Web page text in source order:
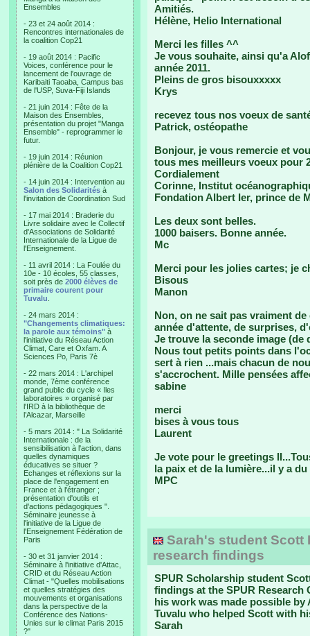
Ensembles
- 23 et 24 août 2014 :
Rencontres internationales de
la coalition Cop21
- 19 août 2014 : Pacific
Voices, conférence pour le
lancement de l'ouvrage de
Karibaiti Taoaba, Campus bas
de l'USP, Suva-Fiji Islands
- 21 juin 2014 : Fête de la
Maison des Ensembles,
présentation du projet "Manga
Ensemble" - reprogrammer le
futur.
- 19 juin 2014 : Réunion
plénière de la Coalition Cop21
- 14 juin 2014 : Intervention au
Salon des Solidarités à
l'invitation de Coordination Sud
- 17 mai 2014 : Braderie du
Livre solidaire avec le Collectif
d'Associations de Solidarité
Internationale de la Ligue de
l'Enseignement.
- 11 avril 2014 : La Foulée du
10e - 10 écoles, 55 classes,
soit près de 2000 élèves de
primaire courent pour
Tuvalu
- 24 mars 2014 :
"Changements climatiques:
la parole aux témoins" à
l'initiative du Réseau Action
Climat, Care et Oxfam. A
Sciences Po, Paris 7è
- 22 mars 2014 : L'archipel
monde, 7ème conférence
grand public du cycle « Iles
laboratoires » organisé par
l'IRD à la bibliothèque de
l’Alcazar, Marseille
- 5 mars 2014 : " La Solidarité
Internationale : de la
sensibilisation à l'action, dans
quelles dynamiques
éducatives se situer ?
Echanges et réflexions sur la
place de l'engagement en
France et à l'étranger ;
présentation d'outils et
d'actions pédagogiques ".
Séminaire jeunesse à
l'initiative de la Ligue de
l'Enseignement Fédération de
Paris
- 30 et 31 janvier 2014 :
Séminaire à l'initiative d'Attac,
CRID et du Réseau Action
Climat - "Quelles mobilisations
et quelles stratégies des
mouvements et organisations
dans la perspective de la
Conférence des Nations-
Unies sur le climat Paris 2015
?"
Amitiés.
Hélène, Helio International
Merci les filles ^^
Je vous souhaite, ainsi qu'a
année 2011.
Pleins de gros bisouxxxxx
Krys
recevez tous nos voeux de
Patrick, ostéopathe
Bonjour, je vous remercie et
tous mes meilleurs voeux pour
Cordialement
Corinne, Institut
Fondation Albert Ier, prince de
Les deux sont belles.
1000 baisers. Bonne année.
Mc
Merci pour les jolies cartes; je
Bisous
Manon
Non, on ne sait pas vraiment
année d'attente, de surprises,
Je trouve la seconde image
Nous tout petits points dans
sert à rien ...mais chacun de
s'accrochent. Mille pensées
sabine
merci
bises à vous tous
Laurent
Je vote pour le greetings
la paix et de la lumière...il y a
MPC
Sarah's student Scott
research findings
SPUR Scholarship student
findings at the SPUR Research
his work was made possible by
Tuvalu who helped Scott with
Sarah